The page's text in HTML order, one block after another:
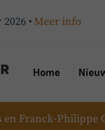
• Meer info
Home
en Franck-Philippe